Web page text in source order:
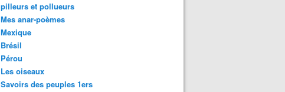
pilleurs et pollueurs
Mes anar-poèmes
Mexique
Brésil
Pérou
Les oiseaux
Savoirs des peuples 1ers